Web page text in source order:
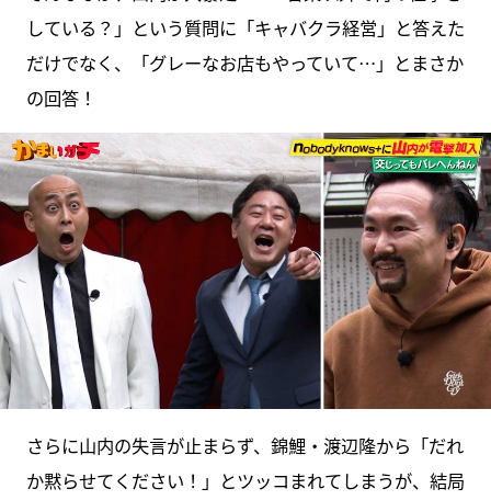
している？」という質問に「キャバクラ経営」と答えた
だけでなく、「グレーなお店もやっていて…」とまさか
の回答！
さらに山内の失言が止まらず、錦鯉・渡辺隆から「だれ
か黙らせてください！」とツッコまれてしまうが、結局